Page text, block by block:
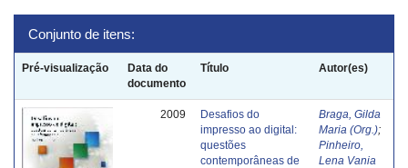
Conjunto de itens:
Pré-visualização
Data do
documento
Título Autor(es)
2009
Desafios do
impresso ao digital:
questões
contemporâneas de
Braga, Gilda
Maria (Org.);
Pinheiro,
Lena Vania